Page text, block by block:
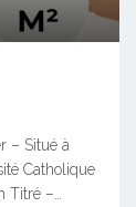
– Situé à
Catholique
Titré –…